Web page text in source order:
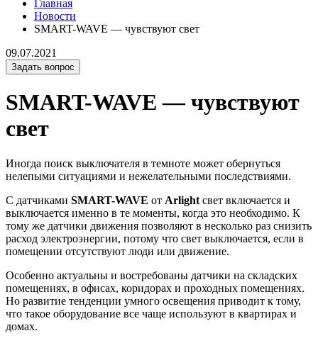
Главная
Новости
SMART-WAVE — чувствуют свет
09.07.2021
Задать вопрос
SMART-WAVE — чувствуют
свет
Иногда поиск выключателя в темноте может обернуться
нелепыми ситуациями и нежелательными последствиями.
С датчиками SMART-WAVE от Arlight свет включается и
выключается именно в те моменты, когда это необходимо. К
тому же датчики движения позволяют в несколько раз снизить
расход электроэнергии, потому что свет выключается, если в
помещении отсутствуют люди или движение.
Особенно актуальны и востребованы датчики на складских
помещениях, в офисах, коридорах и проходных помещениях.
Но развитие тенденции умного освещения приводит к тому,
что такое оборудование все чаще используют в квартирах и
домах.